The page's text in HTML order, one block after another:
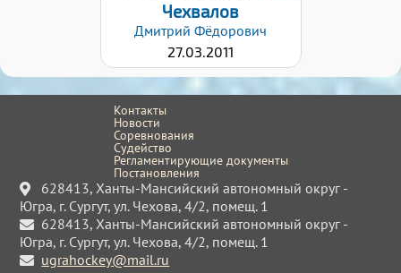
Чехвалов
Дмитрий Фёдорович
27.03.2011
Контакты
Новости
Соревнования
Судейство
Регламентирующие документы
Постановления
628413, Ханты-Мансийский автономный округ -
Югра, г. Сургут, ул. Чехова, 4/2, помещ. 1
628413, Ханты-Мансийский автономный округ -
Югра, г. Сургут, ул. Чехова, 4/2, помещ. 1
ugrahockey@mail.ru